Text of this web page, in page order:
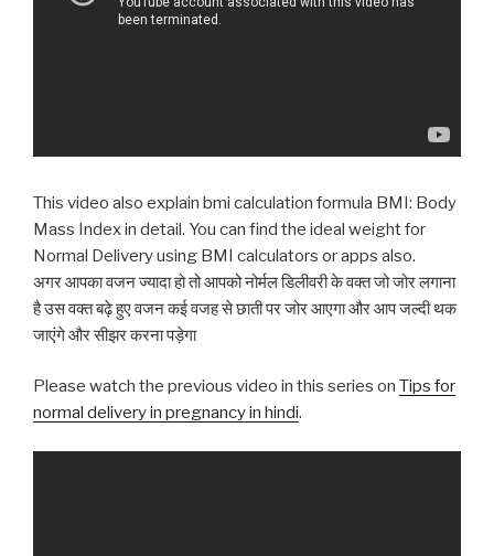
This video also explain bmi calculation formula BMI: Body
Mass Index in detail. You can find the ideal weight for
Normal Delivery using BMI calculators or apps also.
अगर आपका वजन ज्यादा हो तो आपको नोर्मल डिलीवरी के वक्त जो जोर लगाना
है उस वक्त बढ़े हुए वजन कई वजह से छाती पर जोर आएगा और आप जल्दी थक
जाएंगे और सीझर करना पड़ेगा
Please watch the previous video in this series on Tips for
normal delivery in pregnancy in hindi.